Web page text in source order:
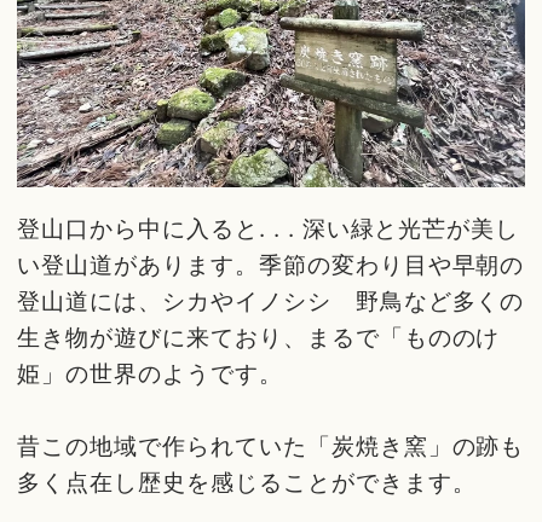
登山口から中に入ると. . . 深い緑と光芒が美し
い登山道があります。季節の変わり目や早朝の
登山道には、シカやイノシシ 野鳥など多くの
生き物が遊びに来ており、まるで「もののけ
姫」の世界のようです。
昔この地域で作られていた「炭焼き窯」の跡も
多く点在し歴史を感じることができます。